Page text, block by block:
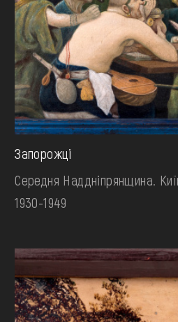
Запорожці
Середня Наддніпрянщина.
1930-1949